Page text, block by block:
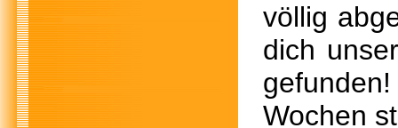
völlig
dich
Wochen